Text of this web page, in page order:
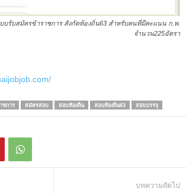
บบรับสมัครข้าราชการ​ ​สังกัดท้องถิ่น63​ สำหรับคนที่มีคะแนน ก.พ.
จำนวน225อัตรา​
ชการ สมัครสอบ สอบท้องถิ่น สอบท้องถิ่น63 สอบบรรจุ
บทความถัดไป